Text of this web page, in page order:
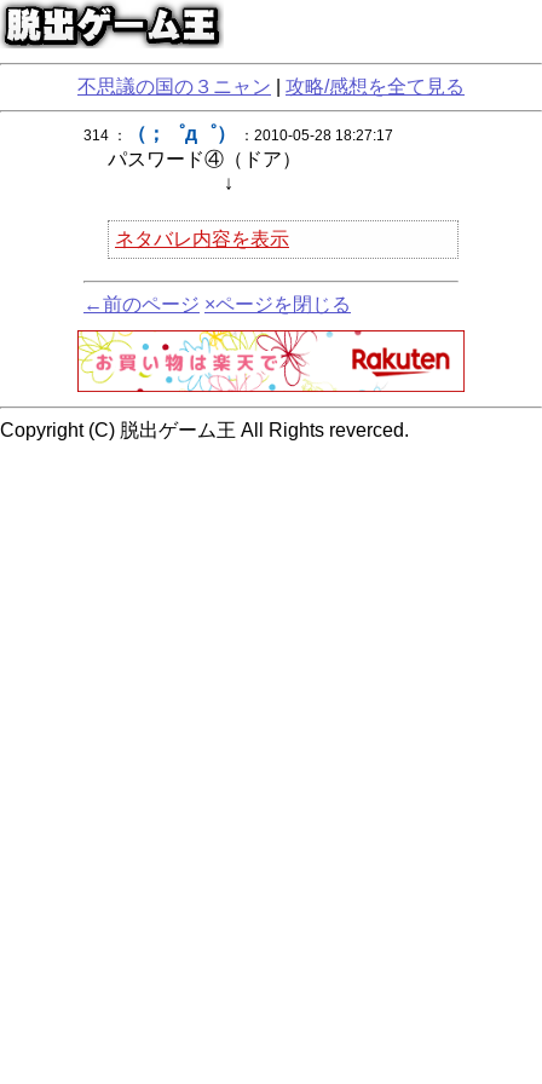
不思議の国の３ニャン 攻略/感想を全て見る
314 ： （；゜д゜） ：2010-05-28 18:27:17
パスワード④（ドア）
↓
ネタバレ内容を表示
←前のページ ×ページを閉じる
Copyright (C) 脱出ゲーム王 All Rights reverced.